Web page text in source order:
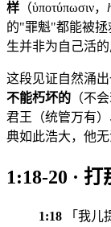
样 （ὑποτύπωσιν，
的"罪魁"都能被拯
生并非为自己活
这段见证自然涌
不能朽坏的 （不
君王（统管万有
典如此浩大，他
1:18-20 ·
1:18 「我儿